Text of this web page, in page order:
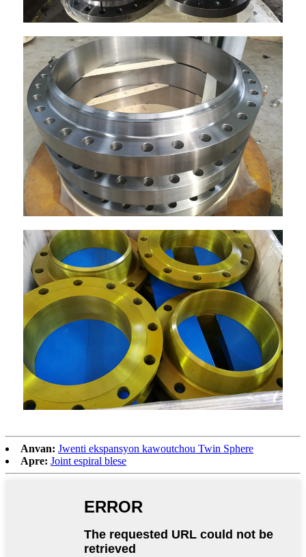
Anvan: Jwenti ekspansyon kawoutchou Twin Sphere
Apre: Joint espiral blese